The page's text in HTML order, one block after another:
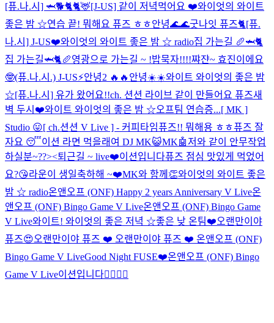
[퓨.나.시] 🦈🐕🐈🐈🦌[J-US] 같이 저녁먹어요 ❤️와이엇의 와이트
좋은 밤 ☆연습 끝! 뭐해요 퓨즈 ㅎㅎ안녕🌊🌊굿나잇 퓨즈🐈[퓨.
나.시] J-US❤️와이엇의 와이트 좋은 밤 ☆ radio집 가는길 🥖🦈🐈
집 가는길🦈🐈🥖영광으로 가는길 ~ !밥묵자!!!!쨔쟌~ 효진이에요
🤓(퓨.나.시.) J-US⚡️안녕2 🔥🔥 안녕☀️☀️와이트 와이엇의 좋은 밤
☆[퓨.나.시] 유가 왔어요!!ch. 션션 라이브 같이 만들어요 퓨즈새
벽 두시❤️와이트 와이엇의 좋은 밤 ☆오프팀 연습증...[ MK ]
Studio 😛[ ch.션션 V Live ] - 커피타임퓨즈!! 뭐해용 ㅎㅎ퓨즈 잘
자요 😴이션 라면 먹을래여 DJ MK😺MK🤖저와 같이 안무작업
하실분~??><퇴근길 ~ live❤️이션입니다퓨즈 점심 맛있게 먹었어
요?😘라운이 생일축하해 ~❤️MK와 함께👏와이엇의 와이트 좋은
밤 ☆ radio온앤오프 (ONF) Happy 2 years Anniversary V Live온
앤오프 (ONF) Bingo Game V Live온앤오프 (ONF) Bingo Game
V Live와이트! 와이엇의 좋은 저녁 ☆좋은 낮 온팀❤️오랜만이야
퓨즈😍오랜만이야 퓨즈 ❤️ 오랜만이야 퓨즈 ❤️ 온앤오프 (ONF)
Bingo Game V LiveGood Night FUSE❤️온앤오프 (ONF) Bingo
Game V Live이션입니다⛹🏻‍♂️ 🍌